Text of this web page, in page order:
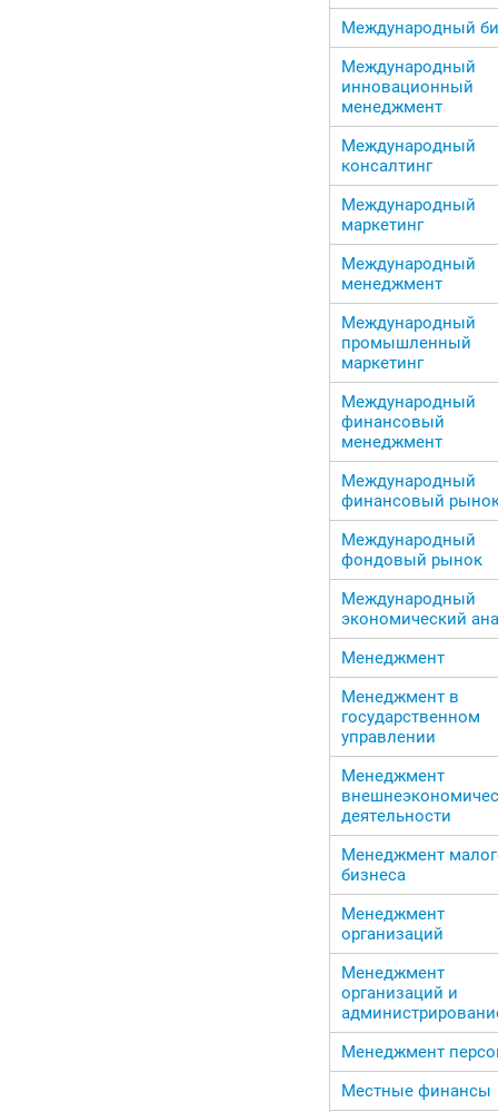
Международный
Международный
инновационный
менеджмент
Международный
консалтинг
Международный
маркетинг
Международный
менеджмент
Международный
промышленный
маркетинг
Международный
финансовый
менеджмент
Международный
финансовый
Международный
фондовый рынок
Международный
экономический
Менеджмент
Менеджмент в
государственном
управлении
Менеджмент
деятельности
Менеджмент
бизнеса
Менеджмент
организаций
Менеджмент
организаций и
Менеджмент
Местные финансы